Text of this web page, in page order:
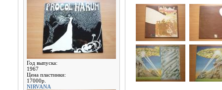
Год выпуска:
1967
Цена пластинки:
17000р.
NIRVANA